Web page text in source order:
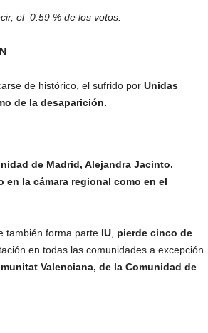
el 0.59 % de los votos.
de histórico, el sufrido porUnidas
de la desaparición.
de Madrid, Alejandra Jacinto.
la cámara regional como en el
también forma parteIU, pierde cinco de
en todas las comunidades a excepción
Valenciana, de la Comunidad de